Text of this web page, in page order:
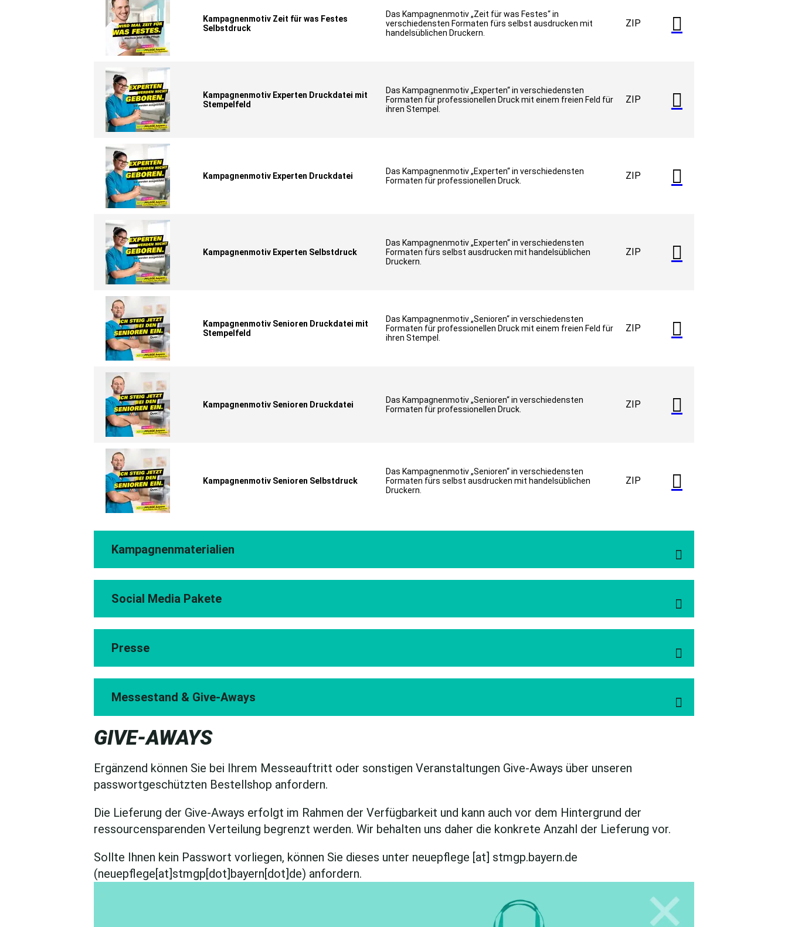
Kampagnenmotiv Zeit für was Festes
Selbstdruck
Das Kampagnenmotiv „Zeit für was Festes“ in
verschiedensten Formaten fürs selbst ausdrucken mit
handelsüblichen Druckern.
ZIP 
Kampagnenmotiv Experten Druckdatei mit
Stempelfeld
Das Kampagnenmotiv „Experten“ in verschiedensten
Formaten für professionellen Druck mit einem freien Feld für
ihren Stempel.
ZIP 
Kampagnenmotiv Experten Druckdatei
Das Kampagnenmotiv „Experten“ in verschiedensten
Formaten für professionellen Druck.
ZIP 
Kampagnenmotiv Experten Selbstdruck
Das Kampagnenmotiv „Experten“ in verschiedensten
Formaten fürs selbst ausdrucken mit handelsüblichen
Druckern.
ZIP 
Kampagnenmotiv Senioren Druckdatei mit
Stempelfeld
Das Kampagnenmotiv „Senioren“ in verschiedensten
Formaten für professionellen Druck mit einem freien Feld für
ihren Stempel.
ZIP 
Kampagnenmotiv Senioren Druckdatei
Das Kampagnenmotiv „Senioren“ in verschiedensten
Formaten für professionellen Druck.
ZIP 
Kampagnenmotiv Senioren Selbstdruck
Das Kampagnenmotiv „Senioren“ in verschiedensten
Formaten fürs selbst ausdrucken mit handelsüblichen
Druckern.
ZIP 

Kampagnenmaterialien

Social Media Pakete

Presse

Messestand & Give-Aways
GIVE-AWAYS
Ergänzend können Sie bei Ihrem Messeauftritt oder sonstigen Veranstaltungen Give-Aways über unseren
passwortgeschützten Bestellshop anfordern.
Die Lieferung der Give-Aways erfolgt im Rahmen der Verfügbarkeit und kann auch vor dem Hintergrund der
ressourcensparenden Verteilung begrenzt werden. Wir behalten uns daher die konkrete Anzahl der Lieferung vor.
Sollte Ihnen kein Passwort vorliegen, können Sie dieses unter neuepflege [at] stmgp.bayern.de
(neuepflege[at]stmgp[dot]bayern[dot]de) anfordern.